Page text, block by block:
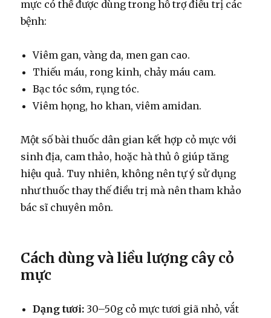
mực có thể được dùng trong hỗ trợ điều trị các
bệnh:
Viêm gan, vàng da, men gan cao.
Thiếu máu, rong kinh, chảy máu cam.
Bạc tóc sớm, rụng tóc.
Viêm họng, ho khan, viêm amidan.
Một số bài thuốc dân gian kết hợp cỏ mực với
sinh địa, cam thảo, hoặc hà thủ ô giúp tăng
hiệu quả. Tuy nhiên, không nên tự ý sử dụng
như thuốc thay thế điều trị mà nên tham khảo
bác sĩ chuyên môn.
Cách dùng và liều lượng cây cỏ
mực
Dạng tươi: 30–50g cỏ mực tươi giã nhỏ, vắt